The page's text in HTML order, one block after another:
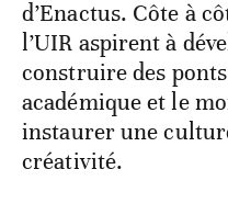
d’Enactus. Côte à
l’UIR aspirent à
construire des
académique et le
instaurer une
créativité.